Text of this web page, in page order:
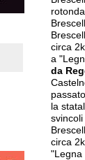
circa
a
da
la
circa
"Legna